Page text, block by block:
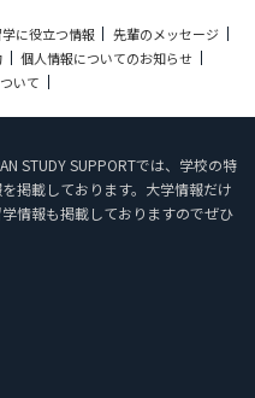
に役立つ情報
先輩のメッセージ
個人情報についてのお知らせ
いて
STUDY SUPPORTでは、学校の特
掲載しております。大学情報だけ
情報も掲載しておりますのでぜひ